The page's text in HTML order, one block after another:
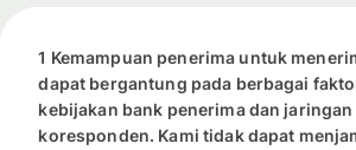
1 Kemampuan penerima untuk
dapat bergantung pada berbagai
kebijakan bank penerima dan
koresponden. Kami tidak dapat